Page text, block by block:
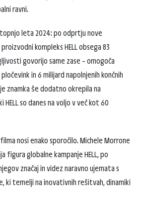
ravni.
leta 2024: po odprtju nove
kompleks HELL obsega 83
govorijo same zase – omogoča
in 6 milijard napolnjenih končnih
znamka še dodatno okrepila na
so danes na voljo v več kot 60
nosi enako sporočilo. Michele Morrone
figura globalne kampanje HELL, po
značaj in videz naravno ujemata s
ki temelji na inovativnih rešitvah, dinamiki